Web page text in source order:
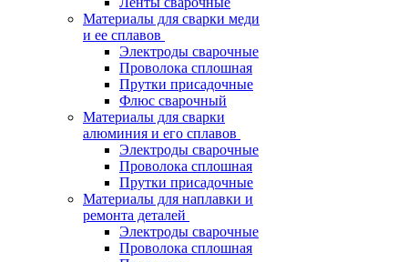
Материалы для сварки меди
и ее сплавов
Электроды сварочные
Проволока сплошная
Прутки присадочные
Флюс сварочный
Материалы для сварки
алюминия и его сплавов
Электроды сварочные
Проволока сплошная
Прутки присадочные
Материалы для наплавки и
ремонта деталей
Электроды сварочные
Проволока сплошная